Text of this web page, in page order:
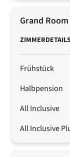
Grand
Frühstück
Halbpension
All Inclusive
All Inclusive